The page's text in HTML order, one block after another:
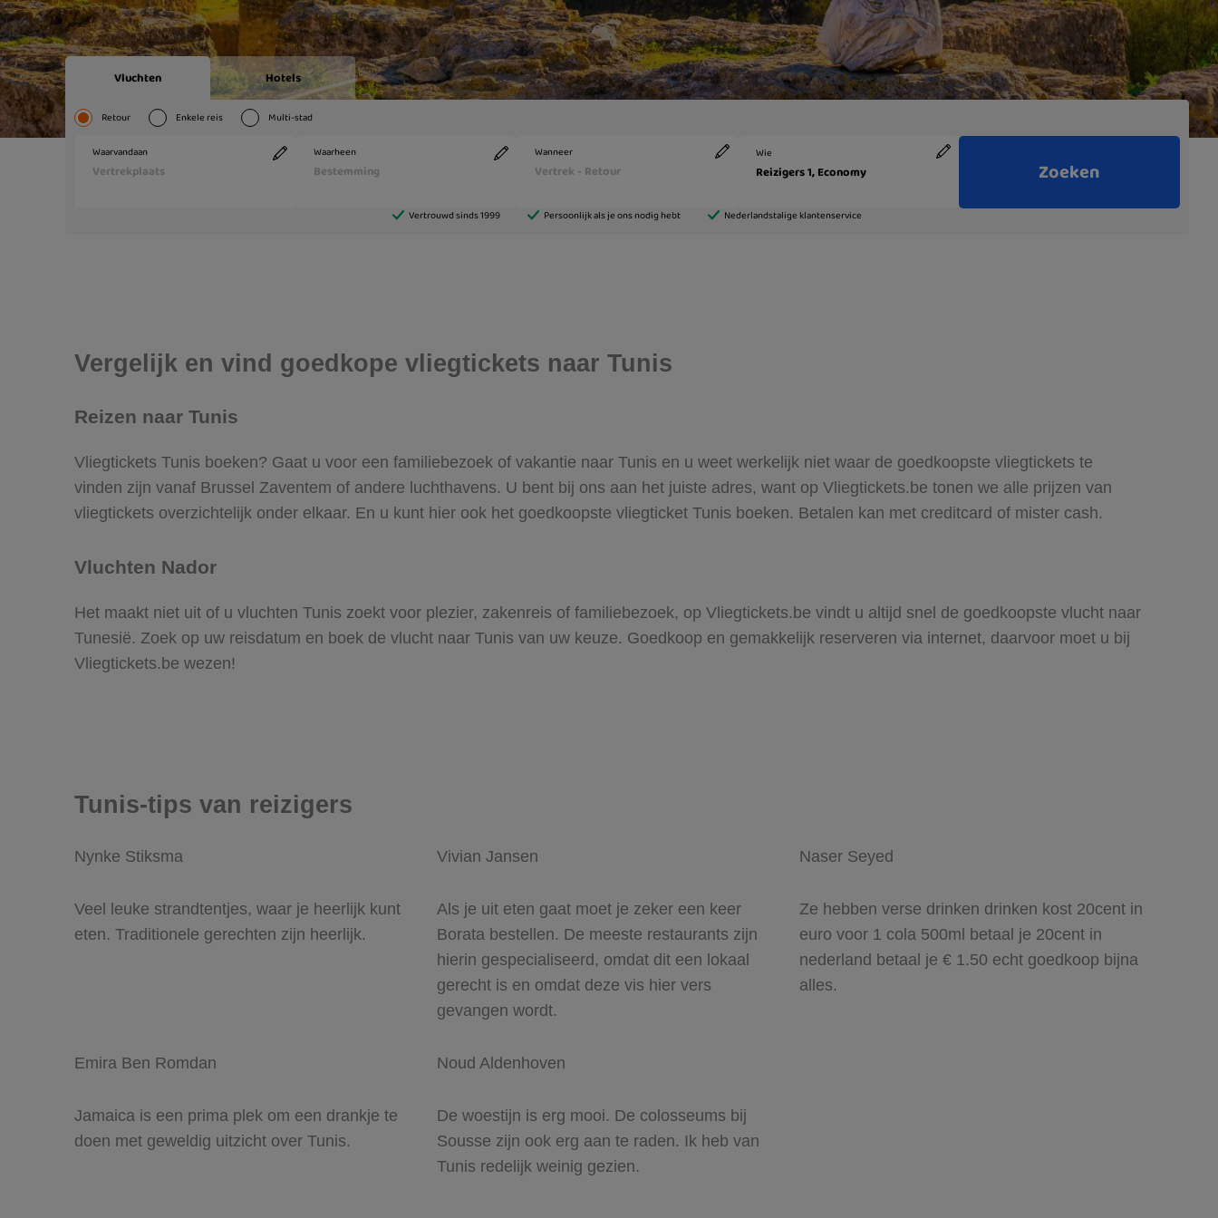
Vergelijk en vind goedkope vliegtickets naar Tunis
Reizen naar Tunis
Vliegtickets Tunis boeken? Gaat u voor een familiebezoek of vakantie naar Tunis en u weet werkelijk niet waar de goedkoopste vliegtickets te
vinden zijn vanaf Brussel Zaventem of andere luchthavens. U bent bij ons aan het juiste adres, want op Vliegtickets.be tonen we alle prijzen van
vliegtickets overzichtelijk onder elkaar. En u kunt hier ook het goedkoopste vliegticket Tunis boeken. Betalen kan met creditcard of mister cash.
Vluchten Nador
Het maakt niet uit of u vluchten Tunis zoekt voor plezier, zakenreis of familiebezoek, op Vliegtickets.be vindt u altijd snel de goedkoopste vlucht naar
Tunesië. Zoek op uw reisdatum en boek de vlucht naar Tunis van uw keuze. Goedkoop en gemakkelijk reserveren via internet, daarvoor moet u bij
Vliegtickets.be wezen!
Tunis-tips van reizigers
Nynke Stiksma
Veel leuke strandtentjes, waar je heerlijk kunt
eten. Traditionele gerechten zijn heerlijk.
Vivian Jansen
Als je uit eten gaat moet je zeker een keer
Borata bestellen. De meeste restaurants zijn
hierin gespecialiseerd, omdat dit een lokaal
gerecht is en omdat deze vis hier vers
gevangen wordt.
Naser Seyed
Ze hebben verse drinken drinken kost 20cent in
euro voor 1 cola 500ml betaal je 20cent in
nederland betaal je € 1.50 echt goedkoop bijna
alles.
Emira Ben Romdan
Jamaica is een prima plek om een drankje te
doen met geweldig uitzicht over Tunis.
Noud Aldenhoven
De woestijn is erg mooi. De colosseums bij
Sousse zijn ook erg aan te raden. Ik heb van
Tunis redelijk weinig gezien.